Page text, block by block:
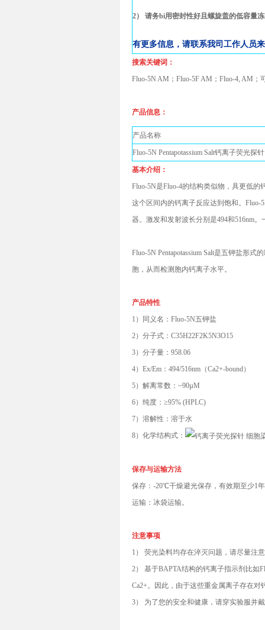
2） 请务bi用密封性好且螺旋盖的低容量
有更多信息，请联系我司工作人员
搜索关键词：
Fluo-5N AM；Fluo-5F AM；Fluo-4, AM；
产品信息：
产品名称
Fluo-5N Pentapotassium Salt钙离子荧光探针
基本介绍：
Fluo-5N是Fluo-4的结构类似物，具更低
这个区间内的钙离子反应达到饱和。Fluo-
器。激发和发射波长分别是494和516nm
Fluo-5N Pentapotassium Salt是五钾盐形
胞，从而检测胞内钙离子水平。
产品特性
1）同义名：Fluo-5N五钾盐
2）分子式：C35H22F2K5N3O15
3）分子量：958.06
4）Ex/Em：494/516nm（Ca2+-bound）
5）解离常数：~90µM
6）纯度：≥95% (HPLC)
7）溶解性：溶于水
8）化学结构式：
保存与运输方法
保存：-20℃干燥避光保存，有效期至少1
运输：冰袋运输。
注意事项
1） 荧光染料均存在淬灭问题，请尽量注
2） 基于BAPTA结构的钙离子指示剂比如
Ca2+。因此，由于这些重金属离子存在
3） 为了您的安全和健康，请穿实验服并